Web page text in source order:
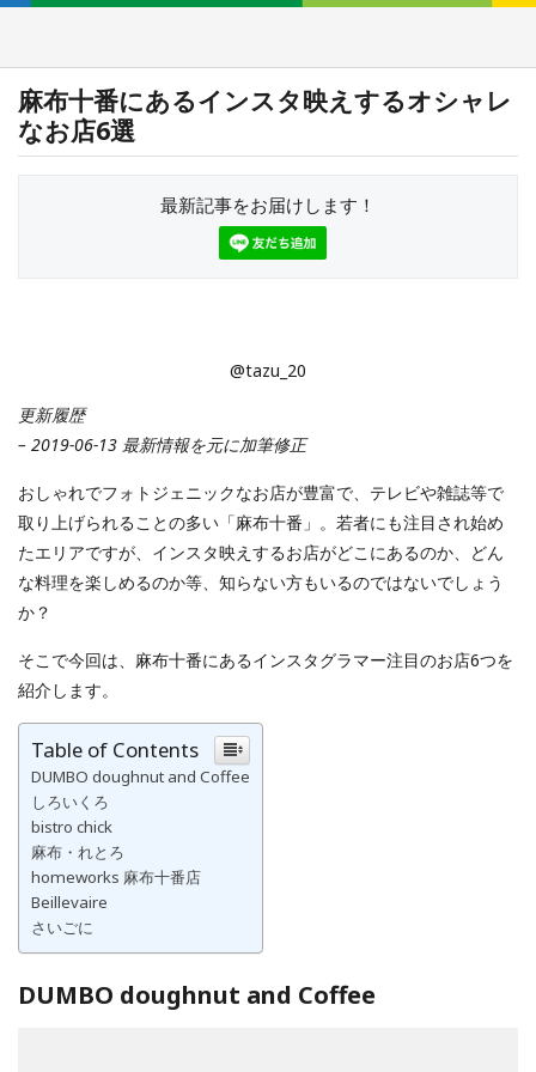
麻布十番にあるインスタ映えするオシャレ
なお店6選
最新記事をお届けします！
@tazu_20
更新履歴
– 2019-06-13 最新情報を元に加筆修正
おしゃれでフォトジェニックなお店が豊富で、テレビや雑誌等で
取り上げられることの多い「麻布十番」。若者にも注目され始め
たエリアですが、インスタ映えするお店がどこにあるのか、どん
な料理を楽しめるのか等、知らない方もいるのではないでしょう
か？
そこで今回は、麻布十番にあるインスタグラマー注目のお店6つを
紹介します。
Table of Contents
DUMBO doughnut and Coffee
しろいくろ
bistro chick
麻布・れとろ
homeworks 麻布十番店
Beillevaire
さいごに
DUMBO doughnut and Coffee